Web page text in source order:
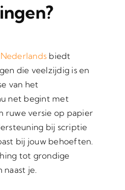
biedt
die veelzijdig is en
van het
net begint met
ruwe versie op papier
bij scriptie
bij jouw behoeften.
tot grondige
naast je.